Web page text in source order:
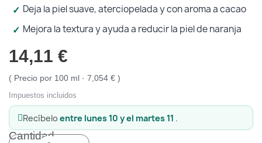
Ortopedia
Salud
Ortopedia
Salud
Deja la piel suave, aterciopelada y con aroma a cacao
Mejora la textura y ayuda a reducir la piel de naranja
14,11 €
Precio por 100 ml · 7,054 €
Impuestos incluidos
Recíbelo entre lunes 10 y el martes 11 .
Cantidad